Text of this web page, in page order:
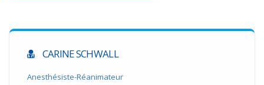
CARINE SCHWALL
Anesthésiste-Réanimateur